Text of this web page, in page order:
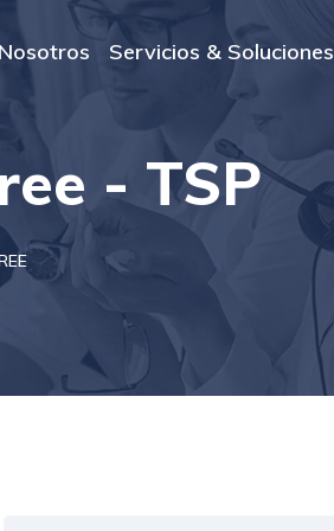
Nosotros Servicios & Soluciones
- TSP